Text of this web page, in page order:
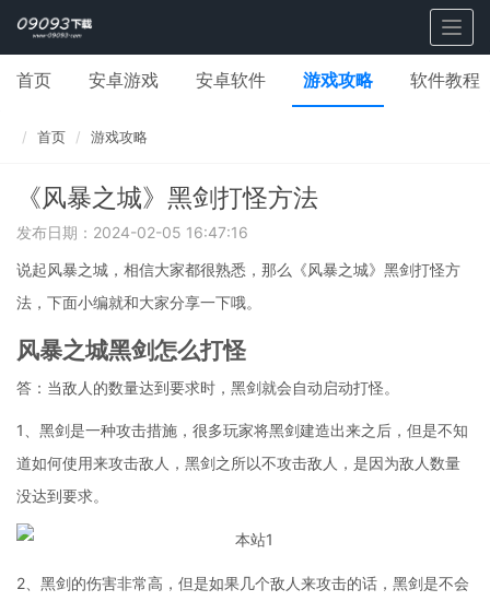
首页 安卓游戏 安卓软件 游戏攻略 软件教程
首页 游戏攻略
《风暴之城》黑剑打怪方法
发布日期：2024-02-05 16:47:16
说起风暴之城，相信大家都很熟悉，那么《风暴之城》黑剑打怪方
法，下面小编就和大家分享一下哦。
风暴之城黑剑怎么打怪
答：当敌人的数量达到要求时，黑剑就会自动启动打怪。
1、黑剑是一种攻击措施，很多玩家将黑剑建造出来之后，但是不知
道如何使用来攻击敌人，黑剑之所以不攻击敌人，是因为敌人数量
没达到要求。
2、黑剑的伤害非常高，但是如果几个敌人来攻击的话，黑剑是不会